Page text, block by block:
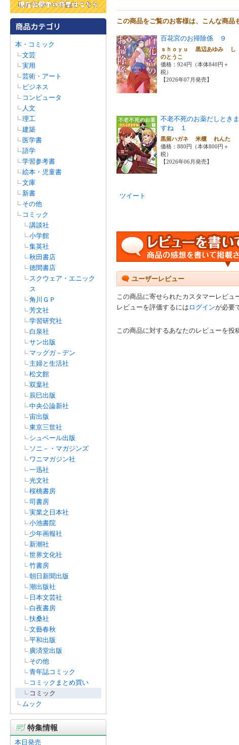
本・コミック
文芸
実用
芸術・アート
ビジネス
コンピュータ
人文
理工
建築
医学書
語学
学習参考書
絵本・児童書
文庫
新書
その他
コミック
講談社
小学館
集英社
秋田書店
徳間書店
スクウェア・エニック
ス
角川ＧＰ
芳文社
学習研究社
白泉社
サン出版
マッグガ－デン
主婦と生活社
松文館
双葉社
辰巳出版
中央公論新社
宙出版
東京三世社
シュベール出版
ソニ－・マガジンズ
ワニマガジン社
一迅社
光文社
桜桃書房
司書房
実業之日本社
小池書院
少年画報社
新潮社
世界文化社
竹書房
朝日新聞出版
潮出版社
日本文芸社
白夜書房
扶桑社
文藝春秋
平和出版
廣済堂出版
その他
青年誌コミック
コミックまとめ買い
コミック
ムック
特集情報
本日発売
この商品をご覧のお客様は、こんな商品
百花宮のお掃除係 ９
ｓｈｏｙｕ 黒辺あゆみ し
のとうこ
価格：924円（本体840円＋
税）
【2026年07月発売】
不老不死のお薬だしときま
すね １
黒留ハガネ 米櫃 れんた
価格：880円（本体800円＋
税）
【2026年06月発売】
ツイート
ユーザーレビュー
この商品に寄せられたカスタマーレビュ
レビューを評価するには ログインが必要
この商品に対するあなたのレビューを投